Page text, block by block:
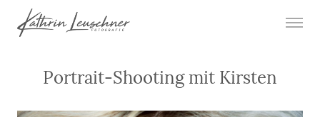
Portrait-Shooting mit Kirsten